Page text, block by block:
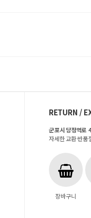
RETURN /
군포시 당정역로
자세한 교환·반
장바구니